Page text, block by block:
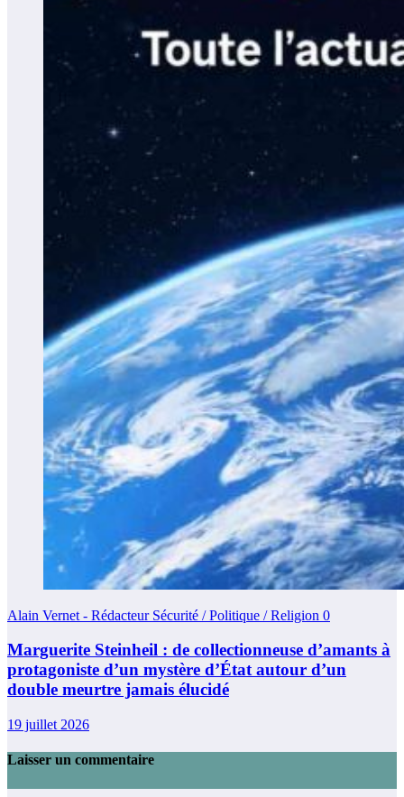
Alain Vernet - Rédacteur Sécurité / Politique / Religion 0
Marguerite Steinheil : de collectionneuse d’amants à
protagoniste d’un mystère d’État autour d’un
double meurtre jamais élucidé
19 juillet 2026
Laisser un commentaire